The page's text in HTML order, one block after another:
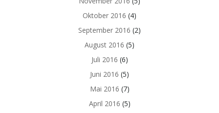
Oktober 2016 (4)
September 2016 (2)
August 2016 (5)
Juli 2016 (6)
Juni 2016 (5)
Mai 2016 (7)
April 2016 (5)